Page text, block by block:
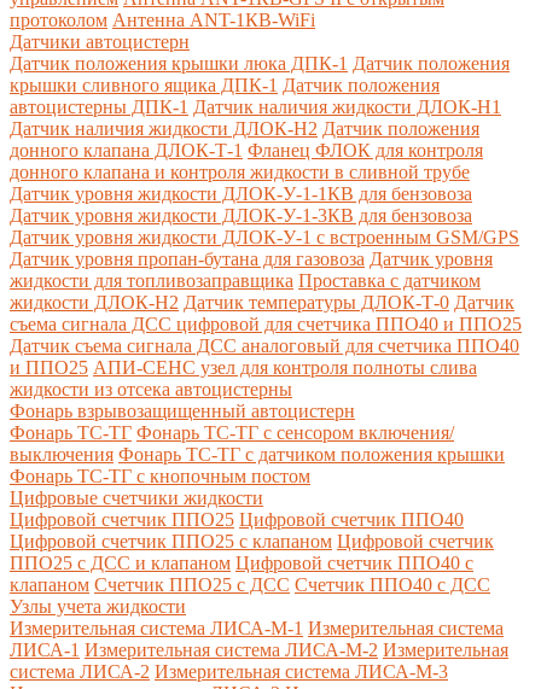
протоколом Антенна ANT-1КВ-WiFi
Датчики автоцистерн
Датчик положения крышки люка ДПК-1 Датчик положения
крышки сливного ящика ДПК-1 Датчик положения
автоцистерны ДПК-1 Датчик наличия жидкости ДЛОК-Н1
Датчик наличия жидкости ДЛОК-Н2 Датчик положения
донного клапана ДЛОК-Т-1 Фланец ФЛОК для контроля
донного клапана и контроля жидкости в сливной трубе
Датчик уровня жидкости ДЛОК-У-1-1КВ для бензовоза
Датчик уровня жидкости ДЛОК-У-1-3КВ для бензовоза
Датчик уровня жидкости ДЛОК-У-1 с встроенным GSM/GPS
Датчик уровня пропан-бутана для газовоза Датчик уровня
жидкости для топливозаправщика Проставка с датчиком
жидкости ДЛОК-Н2 Датчик температуры ДЛОК-Т-0 Датчик
съема сигнала ДСС цифровой для счетчика ППО40 и ППО25
Датчик съема сигнала ДСС аналоговый для счетчика ППО40
и ППО25 АПИ-СЕНС узел для контроля полноты слива
жидкости из отсека автоцистерны
Фонарь взрывозащищенный автоцистерн
Фонарь ТС-ТГ Фонарь ТС-ТГ с сенсором включения/
выключения Фонарь ТС-ТГ с датчиком положения крышки
Фонарь ТС-ТГ с кнопочным постом
Цифровые счетчики жидкости
Цифровой счетчик ППО25 Цифровой счетчик ППО40
Цифровой счетчик ППО25 с клапаном Цифровой счетчик
ППО25 с ДСС и клапаном Цифровой счетчик ППО40 с
клапаном Счетчик ППО25 с ДСС Счетчик ППО40 с ДСС
Узлы учета жидкости
Измерительная система ЛИСА-М-1 Измерительная система
ЛИСА-1 Измерительная система ЛИСА-М-2 Измерительная
система ЛИСА-2 Измерительная система ЛИСА-М-3